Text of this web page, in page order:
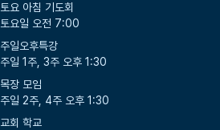
토요 아침 기도회
토요일 오전 7:00
주일오후특강
주일 1주, 3주 오후 1:30
목장 모임
주일 2주, 4주 오후 1:30
교회 학교